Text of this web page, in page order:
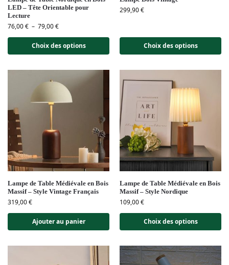
LED – Tête Orientable pour
Lecture
76,00€ – 79,00€
Choix des options
299,90€
Choix des options
Lampe de Table Médiévale en Bois
Massif – Style Vintage Français
319,00€
Ajouter au panier
Lampe de Table Médiévale en Bois
Massif – Style Nordique
109,00€
Choix des options